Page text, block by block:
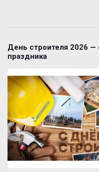
День строителя 2026 —
праздника